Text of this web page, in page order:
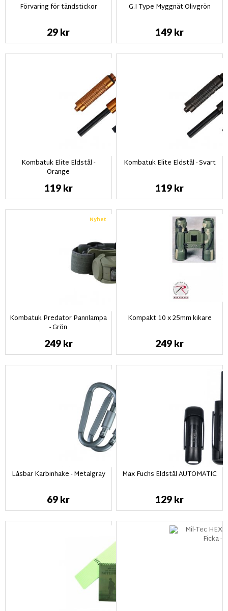
Förvaring för tändstickor
29 kr
G.I Type Myggnät Olivgrön
149 kr
Kombatuk Elite Eldstål -
Orange
119 kr
Kombatuk Elite Eldstål - Svart
119 kr
Nyhet
Kombatuk Predator Pannlampa
- Grön
249 kr
Kompakt 10 x 25mm kikare
249 kr
Låsbar Karbinhake - Metalgray
69 kr
Max Fuchs Eldstål AUTOMATIC
129 kr